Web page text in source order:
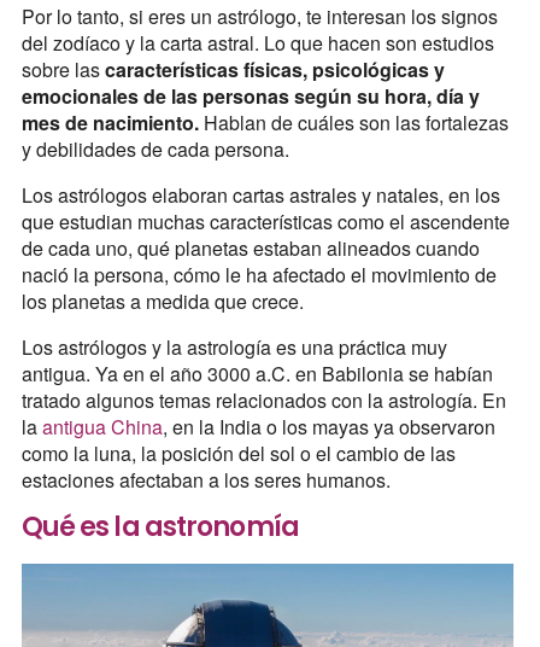
Por lo tanto, si eres un astrólogo, te interesan los signos
del zodíaco y la carta astral. Lo que hacen son estudios
sobre lascaracterísticas físicas, psicológicas y
emocionales de las personas según su hora, día y
mes de nacimiento.Hablan de cuáles son las fortalezas
y debilidades de cada persona.
Los astrólogos elaboran cartas astrales y natales, en los
que estudian muchas características como el ascendente
de cada uno, qué planetas estaban alineados cuando
nació la persona, cómo le ha afectado el movimiento de
los planetas a medida que crece.
Los astrólogos y la astrología es una práctica muy
antigua. Ya en el año 3000 a.C. en Babilonia se habían
tratado algunos temas relacionados con la astrología. En
laantigua China, en la India o los mayas ya observaron
como la luna, la posición del sol o el cambio de las
estaciones afectaban a los seres humanos.
Qué es la astronomía